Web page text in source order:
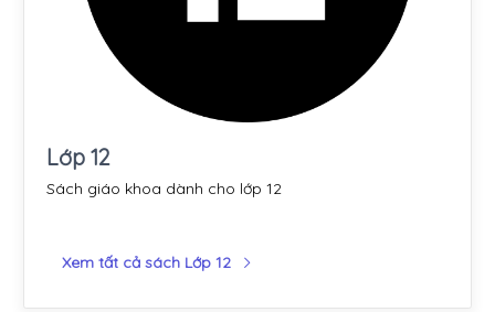
Lớp 12
Sách giáo khoa dành cho lớp 12
Xem tất cả sách Lớp 12